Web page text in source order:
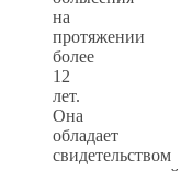
на
протяжении
более
12
лет.
Она
обладает
свидетельством